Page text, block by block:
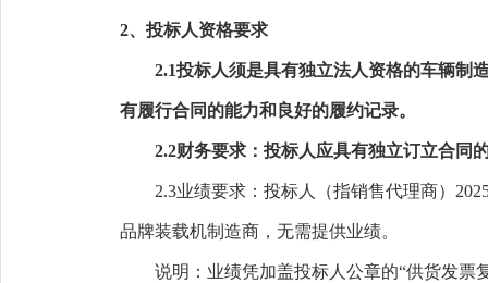
2、投标人资格要求
2.1投标人须是具有独立法人资格的车辆制
有履行合同的能力和良好的履约记录。
2.2财务要求：投标人应具有独立订立合
2.3业绩要求：投标人（指销售代理商）
品牌装载机制造商，无需提供业绩。
说明：业绩凭加盖投标人公章的“供货发票